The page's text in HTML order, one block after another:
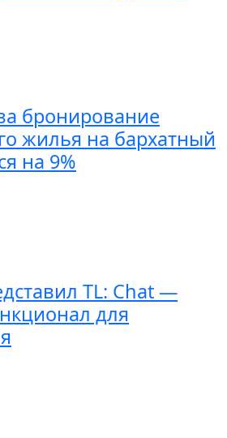
бронирование
жилья на бархатный
на 9%
TL: Chat —
для